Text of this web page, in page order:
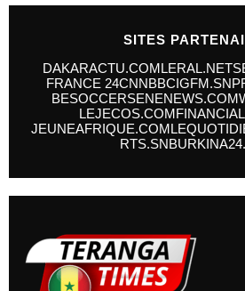
SITES
DAKARACTU.COMLERAL.NET
FRANCE 24CNNBBCIGFM.SN
BESOCCERSENENEWS.COM
LEJECOS.COM
JEUNEAFRIQUE.COM
RTS.SN